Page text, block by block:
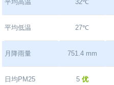
平均高温 32℃
平均低温 27℃
月降雨量 751.4 mm
日均PM25 5 优